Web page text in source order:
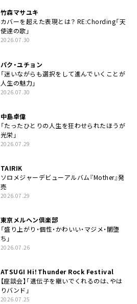
竹森マサユキ
カバーを超えた表現とは？ RE:Chording「天
使達の歌」
2026.07.30
パク・ユチョン
「迷いながらも選択をして進んでいくことが
人生の魅力」
2026.07.30
中島卓偉
「たったひとりの人生を狂わせられたほうが
光栄」
2026.07.29
TAIRIK
ソロメジャーデビューアルバム『Mother』発
売
2026.07.29
東京メルヘン倶楽部
「盛り上がり・個性・かわいい・マジメ・闇堕
ち」
2026.07.26
ATSUGI Hi！Thunder Rock Festival
【座談会】「遺伝子を継いでくれるのは、やは
りバンド」
2026.07.25